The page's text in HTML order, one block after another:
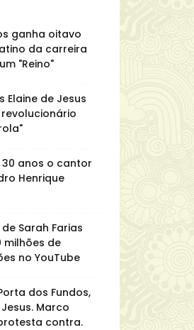
ganha oitavo
da carreira
"Reino"
Elaine de Jesus
anos o cantor
Henrique
Sarah Farias
milhões de
no YouTube
dos Fundos,
Marco
contra.